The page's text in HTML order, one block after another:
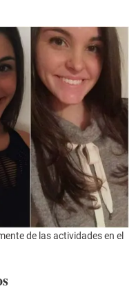
de las actividades en el